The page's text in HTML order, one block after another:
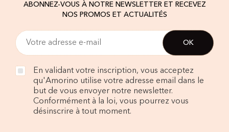
ABONNEZ-VOUS À NOTRE NEWSLETTER ET RECEVEZ
NOS PROMOS ET ACTUALITÉS
En validant votre inscription, vous acceptez
qu'Amorino utilise votre adresse email dans le
but de vous envoyer notre newsletter.
Conformément à la loi, vous pourrez vous
désinscrire à tout moment.